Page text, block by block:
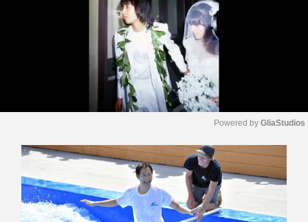
u
t
Powered by GliaStudios